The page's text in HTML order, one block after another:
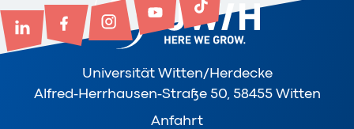
Universität Witten/Herdecke
Alfred-Herrhausen-Straße 50, 58455 Witten
Anfahrt